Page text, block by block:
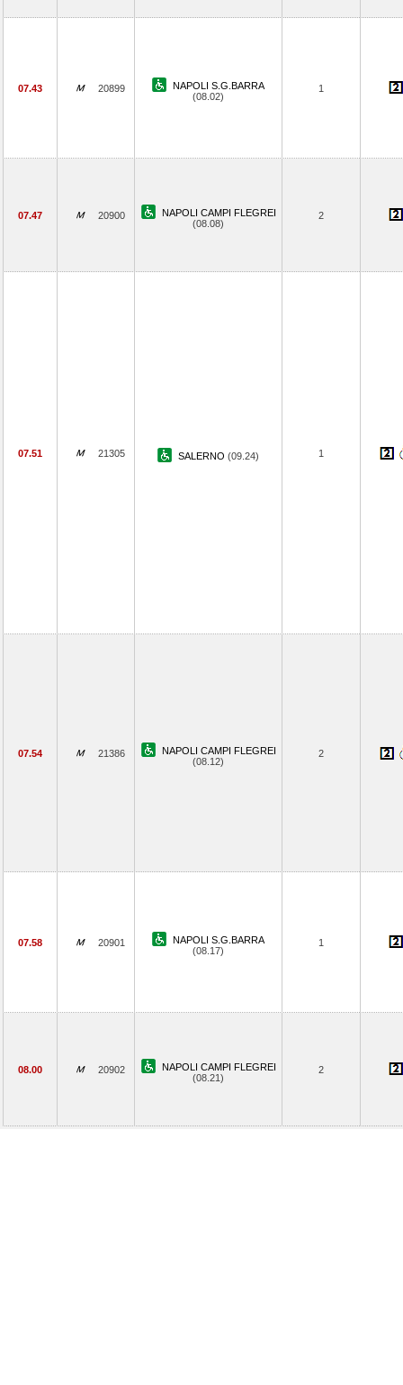
07.43 20899
NAPOLI S.G.BARRA
(08.02)
1
07.47 20900
NAPOLI CAMPI FLEGREI
(08.08)
2
07.51 21305 SALERNO (09.24) 1
07.54 21386
NAPOLI CAMPI FLEGREI
(08.12)
2
07.58 20901
NAPOLI S.G.BARRA
(08.17)
1
08.00 20902
NAPOLI CAMPI FLEGREI
(08.21)
2